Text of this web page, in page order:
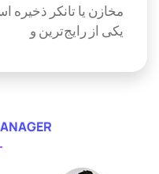
مخازن یا تانکر ذخیره
یکی از رایج‌ترین و